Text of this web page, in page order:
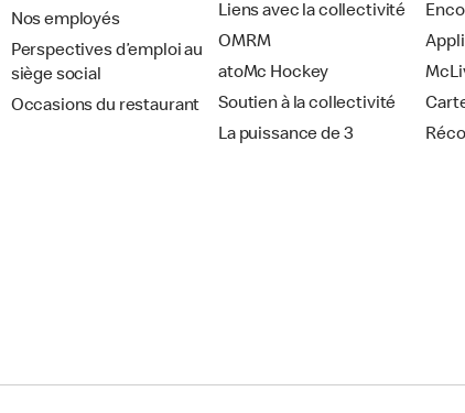
Nos employés
Perspectives d’emploi au
siège social
Occasions du restaurant
Liens avec la collectivité
OMRM
atoMc Hockey
Soutien à la collectivité
La puissance de 3